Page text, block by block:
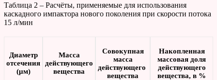
Таблица 2 – Расчёты, применяемые для использования
каскадного импактора нового поколения при скорости потока
15 л/мин
Диаметр
отсечения
(μм)
Масса
действующего
вещества
Совокупная
масса
действующего
вещества
Накопленная
массовая доля
действующего
вещества, в %